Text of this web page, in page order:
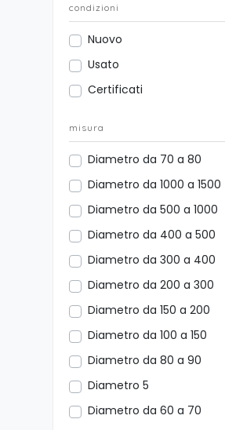
condizioni
Nuovo
Usato
Certificati
misura
Diametro da 70 a 80
Diametro da 1000 a 1500
Diametro da 500 a 1000
Diametro da 400 a 500
Diametro da 300 a 400
Diametro da 200 a 300
Diametro da 150 a 200
Diametro da 100 a 150
Diametro da 80 a 90
Diametro 5
Diametro da 60 a 70